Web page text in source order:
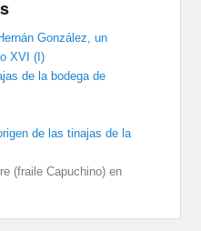
González, un
XVI (I)
de la bodega de
de las tinajas de la
(fraile Capuchino) en